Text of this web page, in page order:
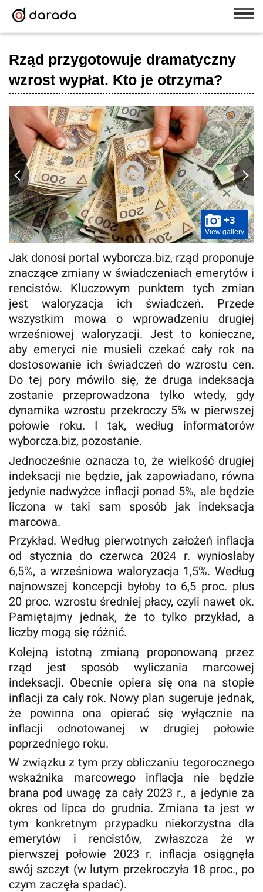
Rząd przygotowuje dramatyczny
wzrost wypłat. Kto je otrzyma?
+3
View gallery
Jak donosi portal wyborcza.biz, rząd proponuje
znaczące zmiany w świadczeniach emerytów i
rencistów. Kluczowym punktem tych zmian
jest waloryzacja ich świadczeń. Przede
wszystkim mowa o wprowadzeniu drugiej
wrześniowej waloryzacji. Jest to konieczne,
aby emeryci nie musieli czekać cały rok na
dostosowanie ich świadczeń do wzrostu cen.
Do tej pory mówiło się, że druga indeksacja
zostanie przeprowadzona tylko wtedy, gdy
dynamika wzrostu przekroczy 5% w pierwszej
połowie roku. I tak, według informatorów
wyborcza.biz, pozostanie.
Jednocześnie oznacza to, że wielkość drugiej
indeksacji nie będzie, jak zapowiadano, równa
jedynie nadwyżce inflacji ponad 5%, ale będzie
liczona w taki sam sposób jak indeksacja
marcowa.
Przykład. Według pierwotnych założeń inflacja
od stycznia do czerwca 2024 r. wyniosłaby
6,5%, a wrześniowa waloryzacja 1,5%. Według
najnowszej koncepcji byłoby to 6,5 proc. plus
20 proc. wzrostu średniej płacy, czyli nawet ok.
Pamiętajmy jednak, że to tylko przykład, a
liczby mogą się różnić.
Kolejną istotną zmianą proponowaną przez
rząd jest sposób wyliczania marcowej
indeksacji. Obecnie opiera się ona na stopie
inflacji za cały rok. Nowy plan sugeruje jednak,
że powinna ona opierać się wyłącznie na
inflacji odnotowanej w drugiej połowie
poprzedniego roku.
W związku z tym przy obliczaniu tegorocznego
wskaźnika marcowego inflacja nie będzie
brana pod uwagę za cały 2023 r., a jedynie za
okres od lipca do grudnia. Zmiana ta jest w
tym konkretnym przypadku niekorzystna dla
emerytów i rencistów, zwłaszcza że w
pierwszej połowie 2023 r. inflacja osiągnęła
swój szczyt (w lutym przekroczyła 18 proc., po
czym zaczęła spadać).